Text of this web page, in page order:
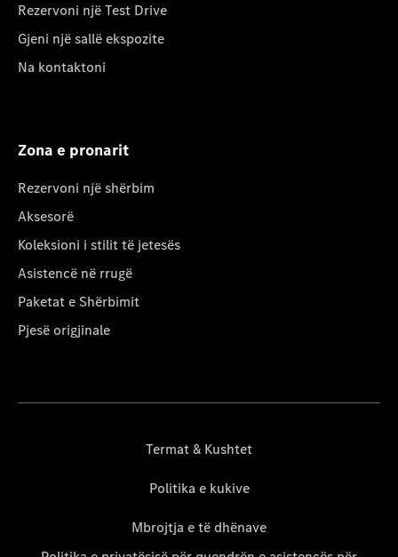
Rezervoni një Test Drive
Gjeni një sallë ekspozite
Na kontaktoni
Zona e pronarit
Rezervoni një shërbim
Aksesorë
Koleksioni i stilit të jetesës
Asistencë në rrugë
Paketat e Shërbimit
Pjesë origjinale
Termat & Kushtet
Politika e kukive
Mbrojtja e të dhënave